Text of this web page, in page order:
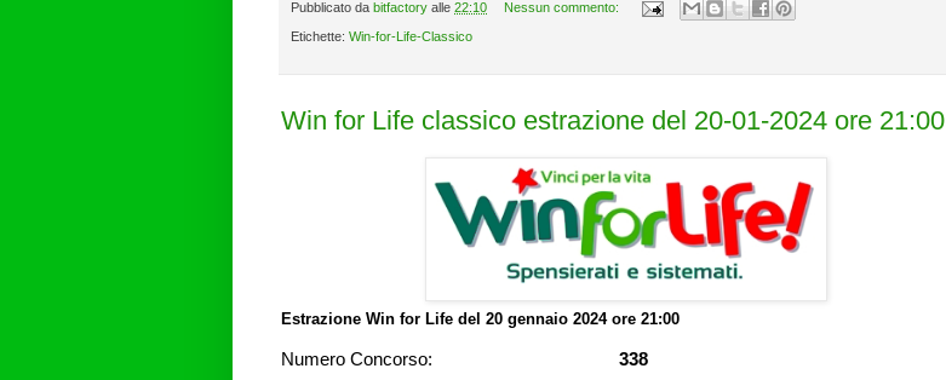
Pubblicato da bitfactory alle 22:10 Nessun commento:
Etichette: Win-for-Life-Classico
Win for Life classico estrazione del 20-01-2024 ore 21:00
Estrazione Win for Life del 20 gennaio 2024 ore 21:00
Numero Concorso: 338